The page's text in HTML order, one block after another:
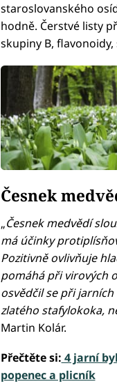
staroslovanského
hodně. Čerstvé listy
skupiny B,
Česnek
„Česnek medvědí
má účinky
Pozitivně ovlivňuje
pomáhá při virových
osvědčil se při
zlatého stafylokoka,
Martin Kolár.
Přečtěte si: 4 jarní
popenec a plicník